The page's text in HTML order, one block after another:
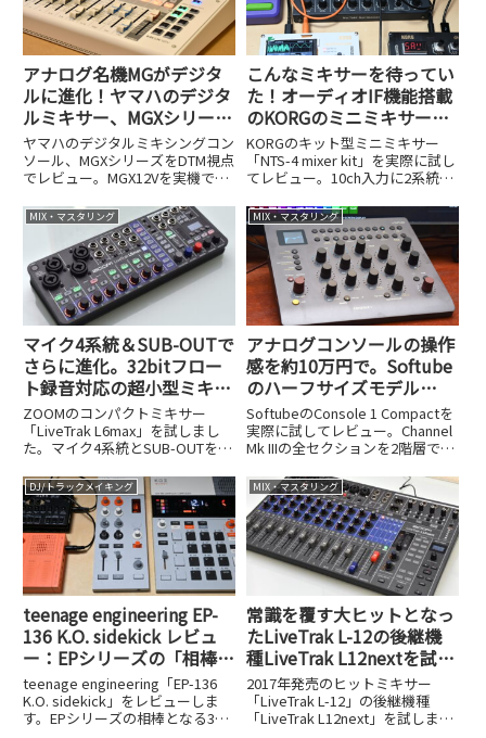
アナログ名機MGがデジタ
ルに進化！ヤマハのデジタ
ルミキサー、MGXシリーズ
はDTMの強力な武器になる
ヤマハのデジタルミキシングコン
ソール、MGXシリーズをDTM視点
でレビュー。MGX12Vを実機で検
ディオインターフェイス機能、モ
ニター切り替え活用術、Cubase
連携、microSD録音、HDMIキャ
プチャまで詳しく解説します。
こんなミキサーを待ってい
た！オーディオIF機能搭載
のKORGのミニミキサー、
NTS-4が超強力で便利だ！
KORGのキット型ミニミキサー
「NTS-4 mixer kit」を実際に試し
てレビュー。10ch入力に2系統デ
SEND/RETURNを備え、USBオー
ディオ/MIDIインターフェイス機
能も搭載。コンパクトに制作環境
を完結できる魅力を詳しく解説し
ます。
MIX・マスタリング
マイク4系統＆SUB-OUTで
さらに進化。32bitフロー
ト録音対応の超小型ミキサ
ー、ZOOM LiveTrak
L6maxを試してみた
ZOOMのコンパクトミキサー
「LiveTrak L6max」を試しまし
た。マイク4系統とSUB-OUTを備
た進化点を解説します。
MIX・マスタリング
アナログコンソールの操作
感を約10万円で。Softube
のハーフサイズモデル
Console 1 Compactを試し
てみた
SoftubeのConsole 1 Compactを
実際に試してレビュー。Channel
Mk IIIの全セクションを2階層でハ
(税込)のモデルで、16基のノブで
EQやコンプ、UADなどのプラグ
インを直感操作可能。
DJ/トラックメイキング
teenage engineering EP-
136 K.O. sidekick レビュ
ー：EPシリーズの「相棒」
は、3万円を切るデジタル
ミキサーの決定版だった
teenage engineering「EP-136
K.O. sidekick」をレビューしま
す。EPシリーズの相棒となる3万
MIX・マスタリング
常識を覆す大ヒットとなっ
たLiveTrak L-12の後継機
種LiveTrak L12nextを試し
てみた
2017年発売のヒットミキサー
「LiveTrak L-12」の後継機種
「LiveTrak L12next」を試しまし